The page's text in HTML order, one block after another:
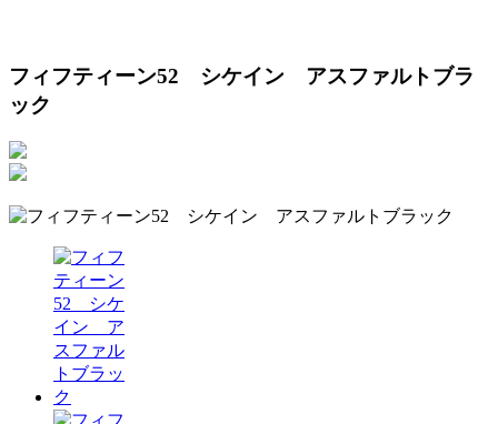
フィフティーン52 シケイン アスファルトブラ
ック